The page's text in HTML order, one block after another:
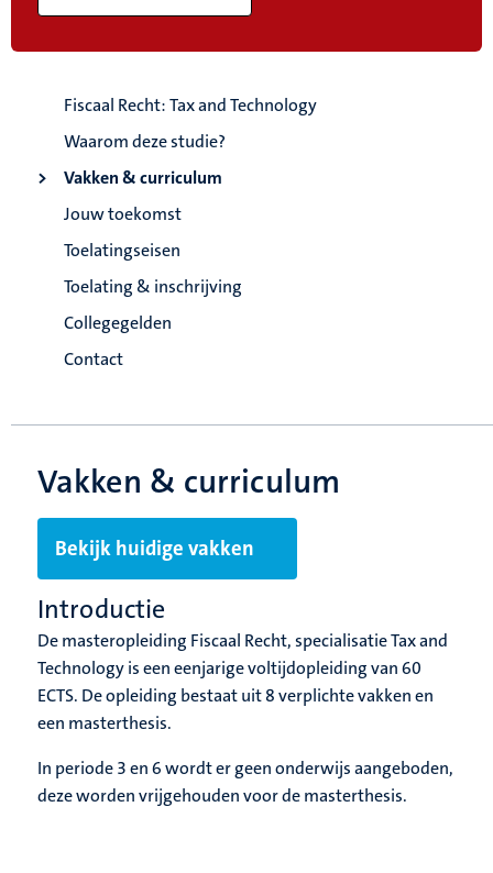
Fiscaal Recht: Tax and Technology
Waarom deze studie?
Vakken & curriculum
Jouw toekomst
Toelatingseisen
Toelating & inschrijving
Collegegelden
Contact
Vakken & curriculum
Bekijk huidige vakken
Introductie
De masteropleiding Fiscaal Recht, specialisatie Tax and
Technology is een eenjarige voltijdopleiding van 60
ECTS. De opleiding bestaat uit 8 verplichte vakken en
een masterthesis.
In periode 3 en 6 wordt er geen onderwijs aangeboden,
deze worden vrijgehouden voor de masterthesis.